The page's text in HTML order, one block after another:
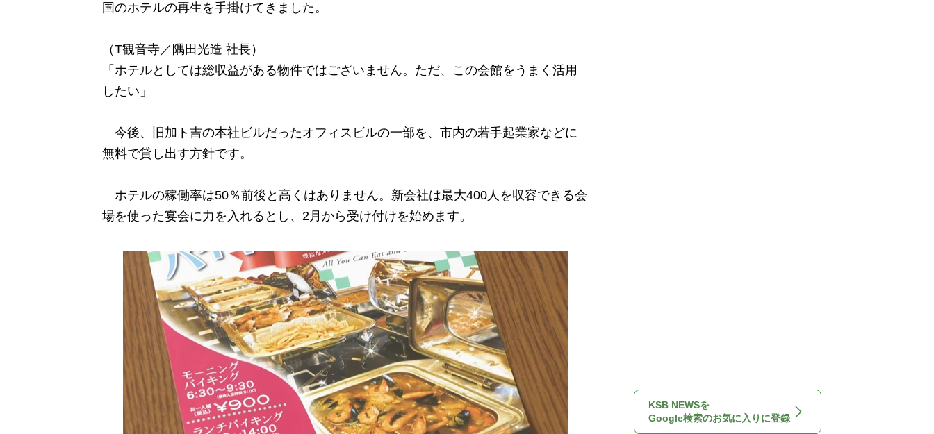
国のホテルの再生を手掛けてきました。
（T観音寺／隅田光造 社長）
「ホテルとしては総収益がある物件ではございません。ただ、この会館をうまく活用
したい」
今後、旧加ト吉の本社ビルだったオフィスビルの一部を、市内の若手起業家などに
無料で貸し出す方針です。
ホテルの稼働率は50％前後と高くはありません。新会社は最大400人を収容できる会
場を使った宴会に力を入れるとし、2月から受け付けを始めます。
KSB NEWSを
Google検索のお気に入りに登録